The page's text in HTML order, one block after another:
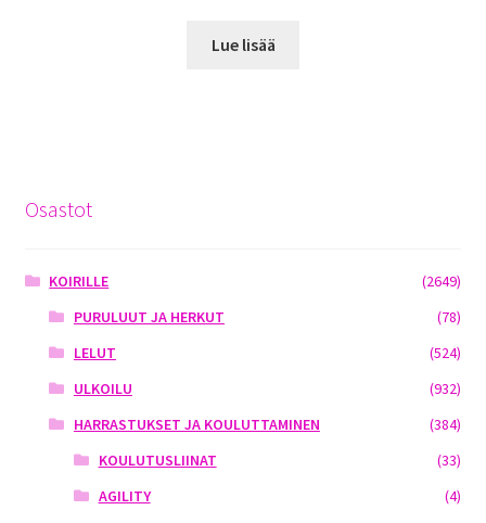
Lue lisää
Osastot
KOIRILLE
(2649)
PURULUUT JA HERKUT
(78)
LELUT
(524)
ULKOILU
(932)
HARRASTUKSET JA KOULUTTAMINEN
(384)
KOULUTUSLIINAT
(33)
AGILITY
(4)